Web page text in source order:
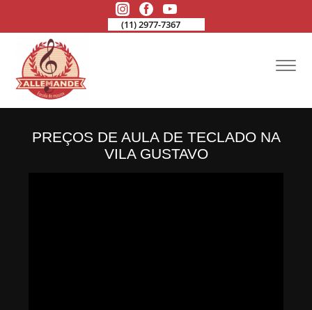
(11) 2977-7367
PREÇOS DE AULA DE TECLADO NA
VILA GUSTAVO